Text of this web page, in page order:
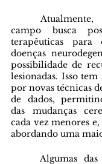
	Atualmente, a pesquisa nesse
campo busca
terapêuticas
doenças
possibilidade de
lesionadas. Isso
por novas técnicas
de dados,
das mudanças
cada vez menores
abordando uma